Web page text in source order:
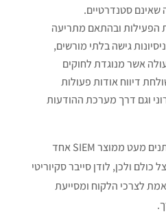
שאינם סטנדרטיים.
ובהתאם מתריעה
גישה בלתי מורשים,
אשר מנוגדת לחוקים
דיווח אודות פעולות
וגם דרך מערכת ההודעות
הטרמינולוגיה והיכולות משתנים מעט ממוצר SIEM אחד
ולכן, לודן סייבר סקיוריטי
לצרכי הלקוח ומסייעת